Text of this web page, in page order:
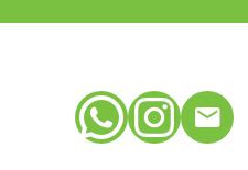
WhatsApp Instagram E-Mail